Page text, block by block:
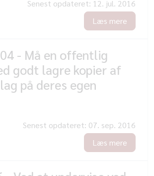
Senest opdateret: 12. jul. 2016
Læs mere
- Må en offentlig
godt lagre kopier af
på deres egen
Senest opdateret: 07. sep. 2016
Læs mere